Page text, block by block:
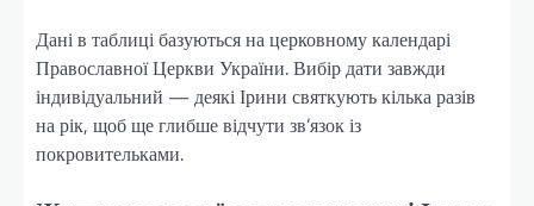
Дані в таблиці базуються на церковному календарі
Православної Церкви України. Вибір дати завжди
індивідуальний — деякі Ірини святкують кілька разів
на рік, щоб ще глибше відчути зв’язок із
покровительками.